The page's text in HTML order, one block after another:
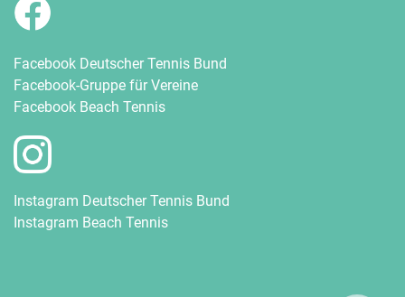
Facebook Deutscher Tennis Bund
Facebook-Gruppe für Vereine
Facebook Beach Tennis
Instagram Deutscher Tennis Bund
Instagram Beach Tennis